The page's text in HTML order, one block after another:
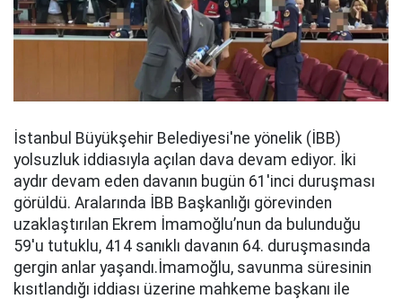
İstanbul Büyükşehir Belediyesi'ne yönelik (İBB)
yolsuzluk iddiasıyla açılan dava devam ediyor. İki
aydır devam eden davanın bugün 61'inci duruşması
görüldü. Aralarında İBB Başkanlığı görevinden
uzaklaştırılan Ekrem İmamoğlu’nun da bulunduğu
59'u tutuklu, 414 sanıklı davanın 64. duruşmasında
gergin anlar yaşandı.İmamoğlu, savunma süresinin
kısıtlandığı iddiası üzerine mahkeme başkanı ile